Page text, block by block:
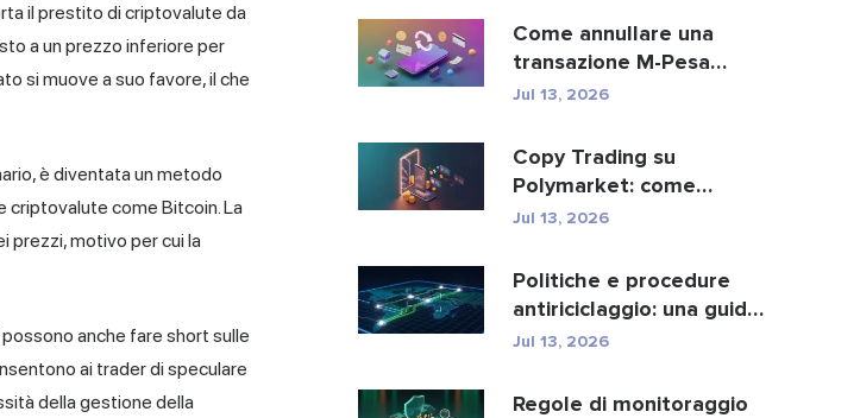
il prestito di criptovalute da
a un prezzo inferiore per
si muove a suo favore, il che
è diventata un metodo
criptovalute come Bitcoin. La
prezzi, motivo per cui la
anche fare short sulle
ai trader di speculare
della gestione della
Come annullare una
transazione M-Pesa
inviata per errore
Jul 13, 2026
Copy Trading su
Polymarket: come
replicare in sicurezza i
Jul 13, 2026
Politiche e procedure
antiriciclaggio: una guida
completa alla con...
Jul 13, 2026
Regole di monitoraggio